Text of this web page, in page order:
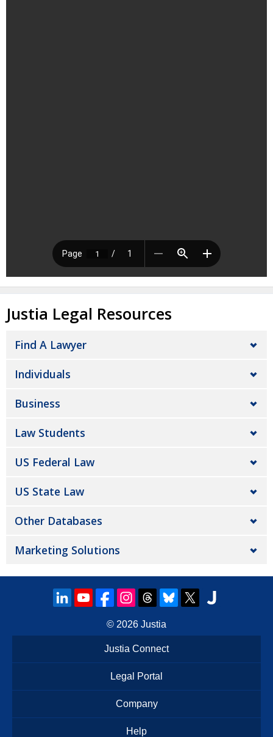
Justia Legal Resources
Find A Lawyer
Individuals
Business
Law Students
US Federal Law
US State Law
Other Databases
Marketing Solutions
© 2026 Justia
Justia Connect
Legal Portal
Company
Help